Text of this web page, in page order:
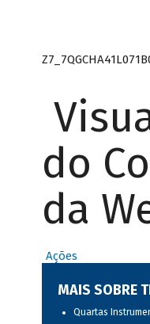
do
da
Ações
MAIS SOBRE
Quartas